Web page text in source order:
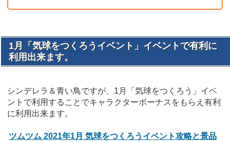
1月「気球をつくろうイベント」イベントで有利に
利用出来ます。
シンデレラ＆青い鳥ですが、1月「気球をつくろう」イベ
ントで利用することでキャラクターボーナスをもらえ有利
に利用出来ます。
ツムツム 2021年1月 気球をつくろうイベント攻略と景品